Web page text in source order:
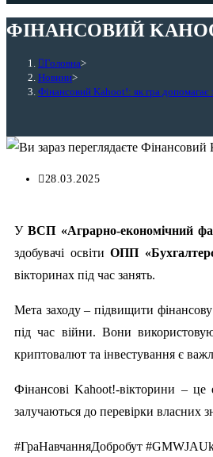
ФІНАНСОВИЙ
Головна>
Новини>
Фінансовий Kahoot!: як гра допомагає
28.03.2025
УВСП «Аграрно-економічний
здобувачі освітиОПП
вікторинах під час занять.
Мета заходу – підвищити
під час війни. Вони
криптовалют та інвестування є
Фінансові Kahoot!-вікторини –
залучаються до перевірки власних
#ГраНавчанняДобробут